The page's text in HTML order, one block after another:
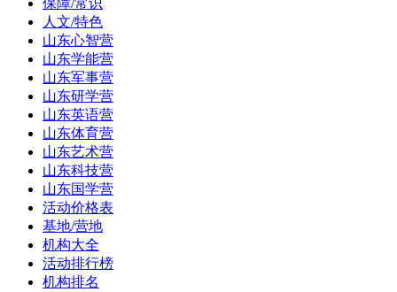
保障/常识
人文/特色
山东心智营
山东学能营
山东军事营
山东研学营
山东英语营
山东体育营
山东艺术营
山东科技营
山东国学营
活动价格表
基地/营地
机构大全
活动排行榜
机构排名